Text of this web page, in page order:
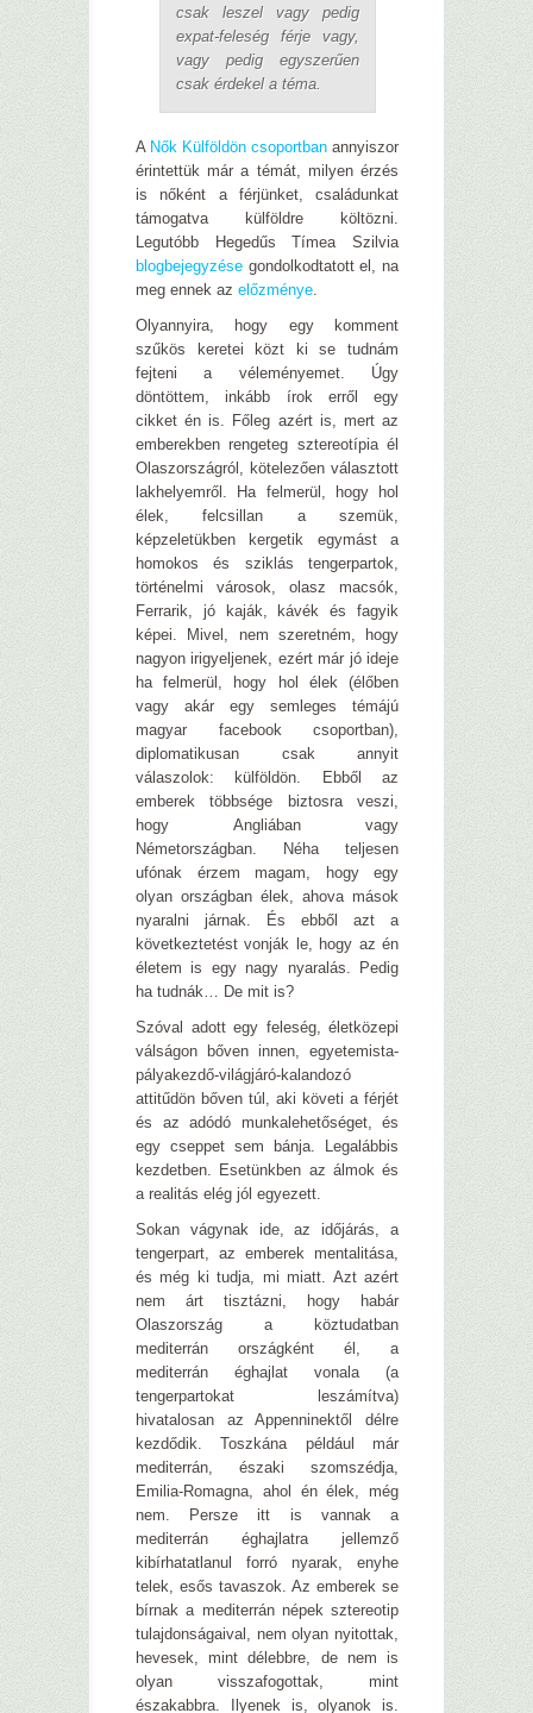
csak leszel vagy pedig
expat-feleség férje vagy,
vagy pedig egyszerűen
csak érdekel a téma.
A Nők Külföldön csoportban annyiszor
érintettük már a témát, milyen érzés
is nőként a férjünket, családunkat
támogatva külföldre költözni.
Legutóbb Hegedűs Tímea Szilvia
blogbejegyzése gondolkodtatott el, na
meg ennek az előzménye.
Olyannyira, hogy egy komment
szűkös keretei közt ki se tudnám
fejteni a véleményemet. Úgy
döntöttem, inkább írok erről egy
cikket én is. Főleg azért is, mert az
emberekben rengeteg sztereotípia él
Olaszországról, kötelezően választott
lakhelyemről. Ha felmerül, hogy hol
élek, felcsillan a szemük,
képzeletükben kergetik egymást a
homokos és sziklás tengerpartok,
történelmi városok, olasz macsók,
Ferrarik, jó kaják, kávék és fagyik
képei. Mivel, nem szeretném, hogy
nagyon irigyeljenek, ezért már jó ideje
ha felmerül, hogy hol élek (élőben
vagy akár egy semleges témájú
magyar facebook csoportban),
diplomatikusan csak annyit
válaszolok: külföldön. Ebből az
emberek többsége biztosra veszi,
hogy Angliában vagy
Németországban. Néha teljesen
ufónak érzem magam, hogy egy
olyan országban élek, ahova mások
nyaralni járnak. És ebből azt a
következtetést vonják le, hogy az én
életem is egy nagy nyaralás. Pedig
ha tudnák… De mit is?
Szóval adott egy feleség, életközepi
válságon bőven innen, egyetemista-
pályakezdő-világjáró-kalandozó
attitűdön bőven túl, aki követi a férjét
és az adódó munkalehetőséget, és
egy cseppet sem bánja. Legalábbis
kezdetben. Esetünkben az álmok és
a realitás elég jól egyezett.
Sokan vágynak ide, az időjárás, a
tengerpart, az emberek mentalitása,
és még ki tudja, mi miatt. Azt azért
nem árt tisztázni, hogy habár
Olaszország a köztudatban
mediterrán országként él, a
mediterrán éghajlat vonala (a
tengerpartokat leszámítva)
hivatalosan az Appenninektől délre
kezdődik. Toszkána például már
mediterrán, északi szomszédja,
Emilia-Romagna, ahol én élek, még
nem. Persze itt is vannak a
mediterrán éghajlatra jellemző
kibírhatatlanul forró nyarak, enyhe
telek, esős tavaszok. Az emberek se
bírnak a mediterrán népek sztereotip
tulajdonságaival, nem olyan nyitottak,
hevesek, mint délebbre, de nem is
olyan visszafogottak, mint
északabbra. Ilyenek is, olyanok is.